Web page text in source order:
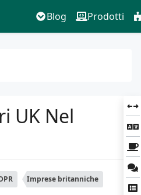
Blog Prodotti
UK Nel
Imprese britanniche